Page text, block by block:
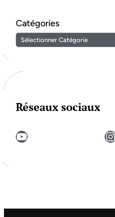
Catégories
Réseaux sociaux
YouTube Instagram